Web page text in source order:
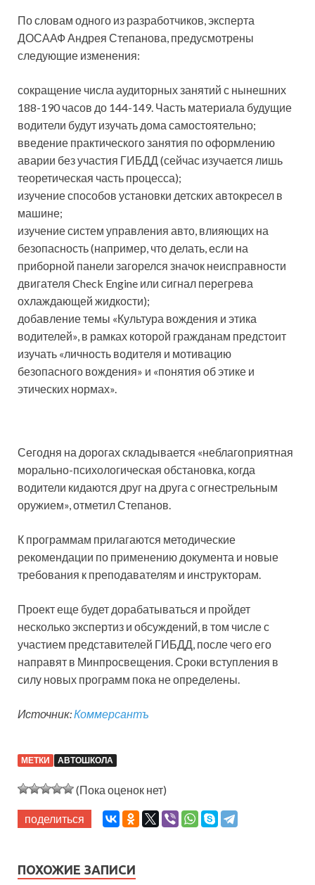
По словам одного из разработчиков, эксперта
ДОСААФ Андрея Степанова, предусмотрены
следующие изменения:
сокращение числа аудиторных занятий с нынешних
188-190 часов до 144-149. Часть материала будущие
водители будут изучать дома самостоятельно;
введение практического занятия по оформлению
аварии без участия ГИБДД (сейчас изучается лишь
теоретическая часть процесса);
изучение способов установки детских автокресел в
машине;
изучение систем управления авто, влияющих на
безопасность (например, что делать, если на
приборной панели загорелся значок неисправности
двигателя Check Engine или сигнал перегрева
охлаждающей жидкости);
добавление темы «Культура вождения и этика
водителей», в рамках которой гражданам предстоит
изучать «личность водителя и мотивацию
безопасного вождения» и «понятия об этике и
этических нормах».
Сегодня на дорогах складывается «неблагоприятная
морально-психологическая обстановка, когда
водители кидаются друг на друга с огнестрельным
оружием», отметил Степанов.
К программам прилагаются методические
рекомендации по применению документа и новые
требования к преподавателям и инструкторам.
Проект еще будет дорабатываться и пройдет
несколько экспертиз и обсуждений, в том числе с
участием представителей ГИБДД, после чего его
направят в Минпросвещения. Сроки вступления в
силу новых программ пока не определены.
Источник:Коммерсантъ
МЕТКИ АВТОШКОЛА
(Пока оценок нет)
поделиться
ПОХОЖИЕ ЗАПИСИ